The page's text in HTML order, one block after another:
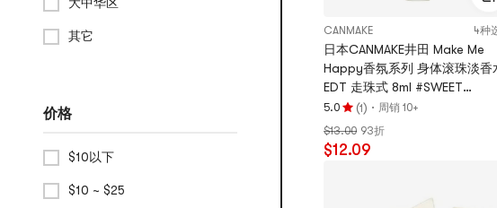
其它
价格
$10以下
$10 ~ $25
CANMAKE 4种
日本CANMAKE井田 Make Me
Happy香氛系列 身体滚珠淡香
EDT 走珠式 8ml #SWEET
MOMENT甜蜜时刻
5.0
评
分
5.0
(1) · 周销 10+
$13.00 93折
$12.09